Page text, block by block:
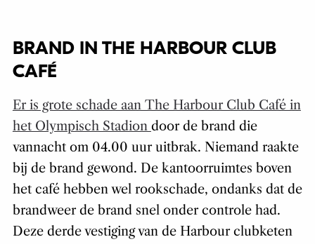
BRAND IN THE HARBOUR CLUB
CAFÉ
Er is grote schade aan The Harbour Club Café in
het Olympisch Stadion door de brand die
vannacht om 04.00 uur uitbrak. Niemand raakte
bij de brand gewond. De kantoorruimtes boven
het café hebben wel rookschade, ondanks dat de
brandweer de brand snel onder controle had.
Deze derde vestiging van de Harbour clubketen